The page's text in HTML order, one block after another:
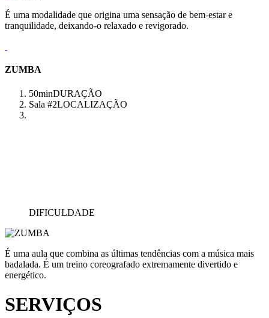
É uma modalidade que origina uma sensação de bem-estar e
tranquilidade, deixando-o relaxado e revigorado.
ZUMBA
50minDURAÇÃO
Sala #2LOCALIZAÇÃO
DIFICULDADE
É uma aula que combina as últimas tendências com a música mais
badalada. É um treino coreografado extremamente divertido e
energético.
SERVIÇOS